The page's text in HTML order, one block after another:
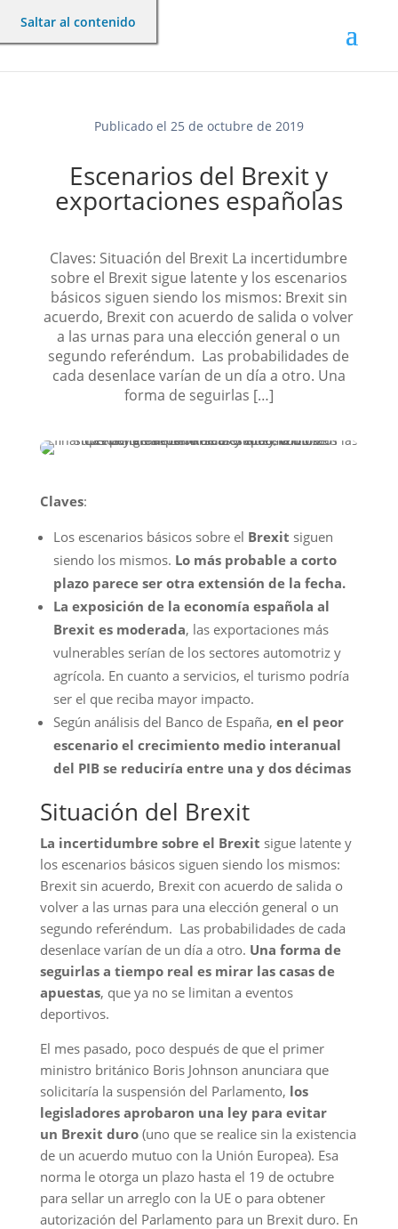
Saltar al contenido
Publicado el 25 de octubre de 2019
Escenarios del Brexit y
exportaciones españolas
Claves: Situación del Brexit La incertidumbre
sobre el Brexit sigue latente y los escenarios
básicos siguen siendo los mismos: Brexit sin
acuerdo, Brexit con acuerdo de salida o volver
a las urnas para una elección general o un
segundo referéndum. Las probabilidades de
cada desenlace varían de un día a otro. Una
forma de seguirlas […]
Claves:
Los escenarios básicos sobre el Brexit siguen
siendo los mismos. Lo más probable a corto
plazo parece ser otra extensión de la fecha.
La exposición de la economía española al
Brexit es moderada, las exportaciones más
vulnerables serían de los sectores automotriz y
agrícola. En cuanto a servicios, el turismo podría
ser el que reciba mayor impacto.
Según análisis del Banco de España, en el peor
escenario el crecimiento medio interanual
del PIB se reduciría entre una y dos décimas
Situación del Brexit
La incertidumbre sobre el Brexit sigue latente y
los escenarios básicos siguen siendo los mismos:
Brexit sin acuerdo, Brexit con acuerdo de salida o
volver a las urnas para una elección general o un
segundo referéndum. Las probabilidades de cada
desenlace varían de un día a otro. Una forma de
seguirlas a tiempo real es mirar las casas de
apuestas, que ya no se limitan a eventos
deportivos.
El mes pasado, poco después de que el primer
ministro británico Boris Johnson anunciara que
solicitaría la suspensión del Parlamento, los
legisladores aprobaron una ley para evitar
un Brexit duro(uno que se realice sin la existencia
de un acuerdo mutuo con la Unión Europea). Esa
norma le otorga un plazo hasta el 19 de octubre
para sellar un arreglo con la UE o para obtener
autorización del Parlamento para un Brexit duro. En